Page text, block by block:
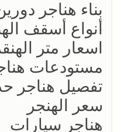
بناء هناجر
أنواع أسقف
اسعار متر
مستودعات
تفصيل هناجر
سعر الهنجر
هناجر سيارات